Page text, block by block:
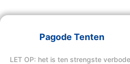
Pagode Tenten
LET OP: het is ten strengste